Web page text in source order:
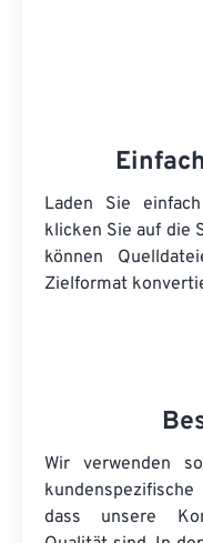
Laden Sie
klicken Sie auf die
können
Zielformat
Wir verwenden
dass unsere